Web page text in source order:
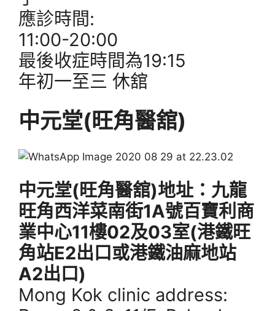
應診時間:
11:00-20:00
最後收症時間為19:15
年初一至三 休舘
中元堂(旺角醫舘)
中元堂(旺角醫舘)地址：九龍
旺角西洋菜南街1A號百寶利商
業中心11樓02及03室(港鐵旺
角站E2出口或港鐵油麻地站
A2出口)
Mong Kok clinic address: